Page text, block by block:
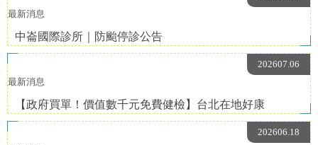
最新消息
中崙國際診所｜防颱停診公告
202607.06
最新消息
【政府買單！價值數千元免費健檢】台北在地好康
202606.18